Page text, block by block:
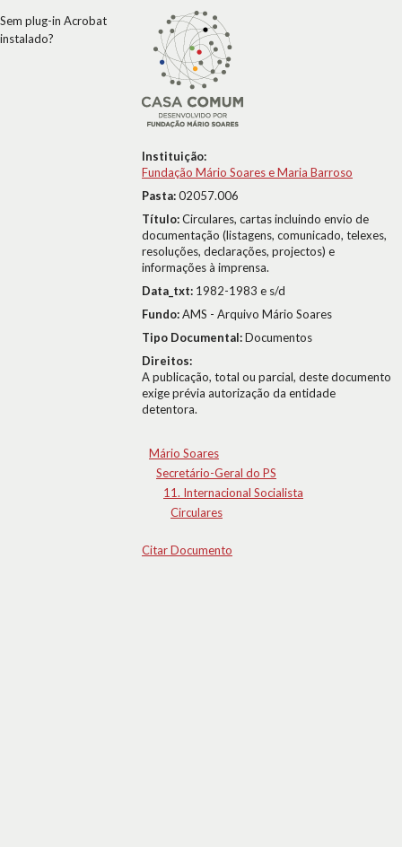
Instituição:
Fundação Mário Soares e Maria Barroso
Pasta:02057.006
Título:Circulares, cartas incluindo envio de
documentação (listagens, comunicado, telexes,
resoluções, declarações, projectos) e
informações à imprensa.
Data_txt: 1982-1983 e s/d
Fundo:AMS - Arquivo Mário Soares
Tipo Documental:Documentos
Direitos:
A publicação, total ou parcial, deste documento
exige prévia autorização da entidade
detentora.
Mário Soares
Secretário-Geral do PS
11. Internacional Socialista
Circulares
Citar Documento
Sem plug-in Acrobat
instalado?